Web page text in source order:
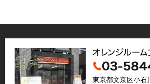
東京都文京区小石